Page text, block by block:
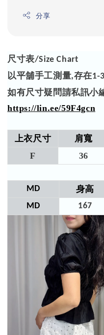
分享
尺寸表/Size Chart
以平舖手工測量,存在1-3
如有尺寸疑問請私訊小
https://lin.ee/59F4gcn
上衣尺寸 肩寬
F
36
MD 身高
MD 167